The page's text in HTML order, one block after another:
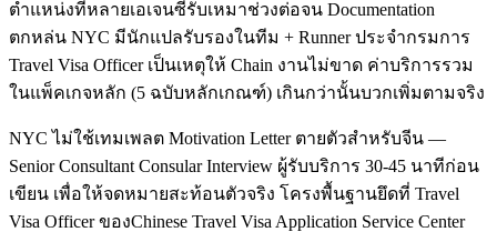
ตำแหน่งที่หลายเอเจนซีรับเหมาช่วงต่อจน Documentation
ตกหล่น NYC มีนักแปลรับรองในทีม + Runner ประจำกรมการ
Travel Visa Officer เป็นเหตุให้ Chain งานไม่ขาด ค่าบริการรวม
ในแพ็คเกจหลัก (5 ฉบับหลักเกณฑ์) เกินกว่านั้นบวกเพิ่มตามจริง
NYC ไม่ใช้เทมเพลต Motivation Letter ตายตัวสำหรับจีน —
Senior Consultant Consular Interview ผู้รับบริการ 30-45 นาทีก่อน
เขียน เพื่อให้จดหมายสะท้อนตัวจริง โครงพื้นฐานยึดที่ Travel
Visa Officer ของChinese Travel Visa Application Service Center